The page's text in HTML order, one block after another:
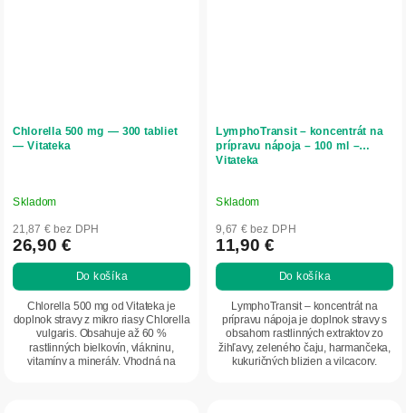
Chlorella 500 mg — 300 tabliet
— Vitateka
Skladom
21,87 € bez DPH
26,90 €
Do košíka
Chlorella 500 mg od Vitateka je
doplnok stravy z mikro riasy Chlorella
vulgaris. Obsahuje až 60 %
rastlinných bielkovín, vlákninu,
vitamíny a minerály. Vhodná na
LymphoTransit – koncentrát na
prípravu nápoja – 100 ml –
Vitateka
Skladom
9,67 € bez DPH
11,90 €
Do košíka
LymphoTransit – koncentrát na
prípravu nápoja je doplnok stravy s
obsahom rastlinných extraktov zo
žihľavy, zeleného čaju, harmančeka,
kukuričných blizien a vilcacory.